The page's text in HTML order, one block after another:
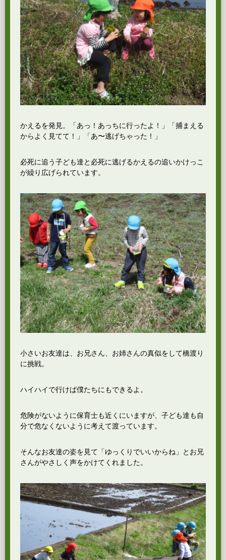
かえるを発見。「あっ！あっちに行ったよ！」「捕まえる
からよく見てて！」「あ〜逃げちゃった！」
必死に追う子ども達と必死に逃げるかえるの追いかけっこ
が繰り広げられています。
小さいお友達は、お兄さん、お姉さんの真似をして橋渡り
に挑戦。
ハイハイで行けば僕たちにもできるよ。
危険がないように保育士も近くにいますが、子ども達も自
分で危なくないように考えて渡っています。
そんなお友達の姿を見て「ゆっくりでいいからね」とお兄
さんがやさしく声をかけてくれました。